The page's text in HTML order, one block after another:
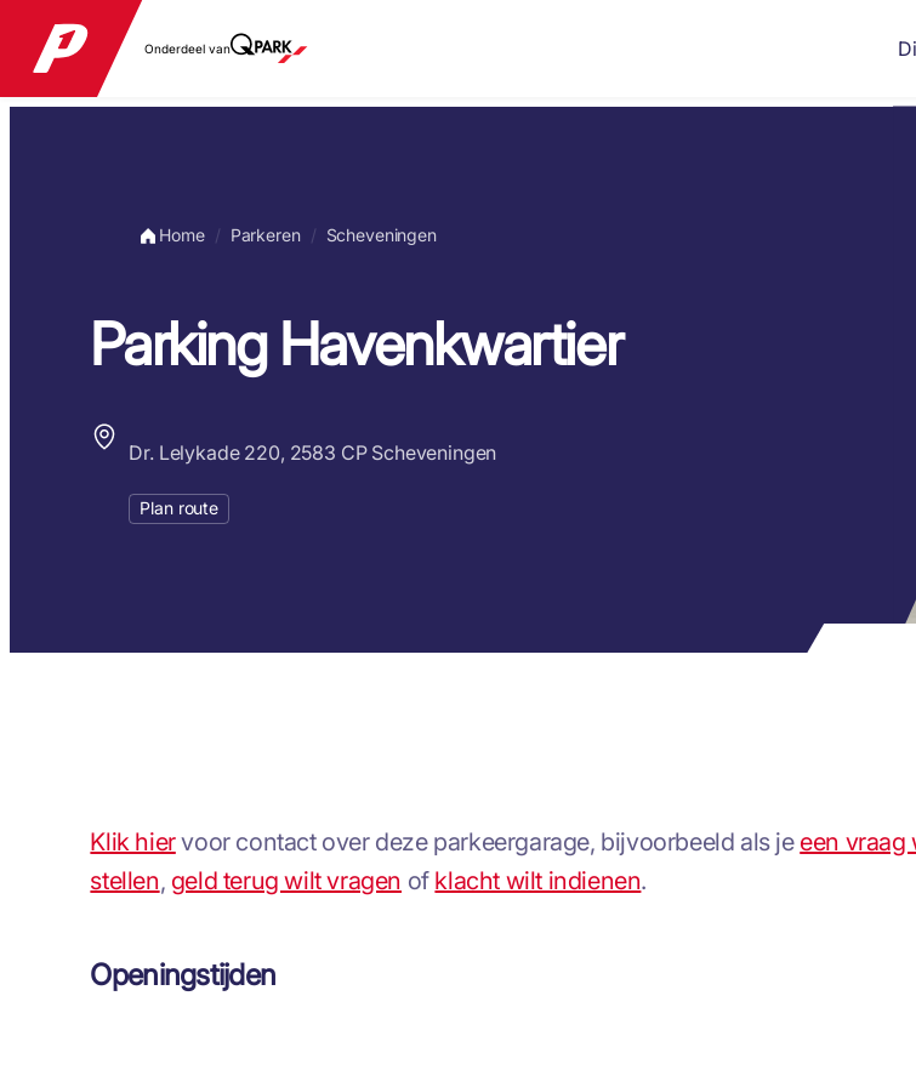
Onderdeel van
Home Parkeren Scheveningen
Parking Havenkwartier
Dr. Lelykade 220, 2583 CP Scheveningen
Plan route
Klik hiervoor contact over deze parkeergarage, bijvoorbeeld als je een vraag
stellen, geld terug wilt vragen of klacht wilt indienen.
Openingstijden